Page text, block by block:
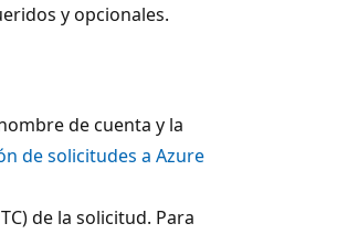
y opcionales.
de cuenta y la
de solicitudes a Azure
de la solicitud. Para